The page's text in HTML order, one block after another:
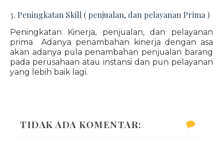
3. Peningkatan Skill ( penjualan, dan pelayanan Prima )
Peningkatan Kinerja, penjualan, dan pelayanan
prima Adanya penambahan kinerja dengan asa
akan adanya pula penambahan penjualan barang
pada perusahaan atau instansi dan pun pelayanan
yang lebih baik lagi.
TIDAK ADA KOMENTAR: